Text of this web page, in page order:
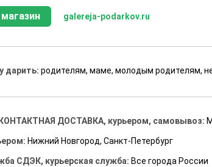
магазин galereja-podarkov.ru
дарить:родителям, маме, молодым родителям,
ДОСТАВКА, курьером, самовывоз:
Нижний Новгород, Санкт-Петербург
СДЭК, курьерская служба: Все города России